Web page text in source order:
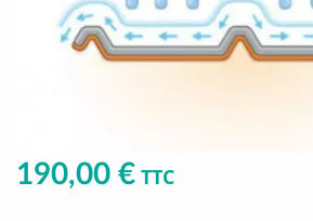
190,00 € TTC